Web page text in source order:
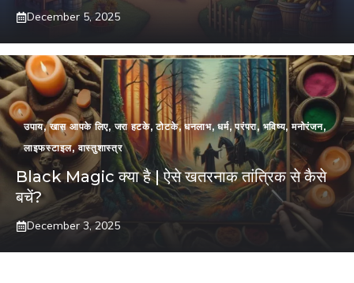
December 5, 2025
उपाय,खास आपके लिए,जरा हटके,टोटके, धनलाभ,धर्म,परंपरा,भविष्य,मनोरंजन,
लाइफस्टाइल,वास्तुशास्त्र
Black Magic क्‍या है | ऐसे खतरनाक तांत्रिक से कैसे
बचें?
December 3, 2025